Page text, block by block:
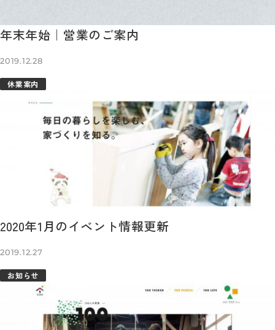
年末年始｜営業のご案内
2019.12.28
休業案内
2020年1月のイベント情報更新
2019.12.27
お知らせ